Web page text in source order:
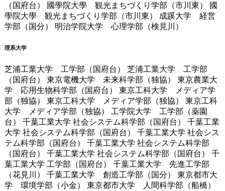
（国府台） 國學院大學 観光まちづくり学部（市川東） 國
學院大學 観光まちづくり学部（市川東） 成蹊大学 経営
学部（国分） 明治学院大学 心理学部（検見川）
理系大学
芝浦工業大学 工学部（国府台） 芝浦工業大学 工学部
（国府台） 東京電機大学 未来科学部（独協） 東京農業大
学 応用生物科学部（国府台） 東京工科大学 メディア学
部（独協） 東京工科大学 メディア学部（独協） 東京工科
大学 メディア学部（独協） 工学院大学 工学部（薬園
台） 千葉工業大学 社会システム科学部（国府台） 千葉工業
大学 社会システム科学部（国府台） 千葉工業大学 社会シス
テム科学部（国府台） 千葉工業大学 社会システム科学部
（国府台） 千葉工業大学 社会システム科学部（国府台） 千
葉工業大学 工学部（国府台） 千葉工業大学 先進工学部
（花見川） 千葉工業大学 創造工学部（国分） 東京都市大
学 環境学部（小金） 東京都市大学 人間科学部（船橋）